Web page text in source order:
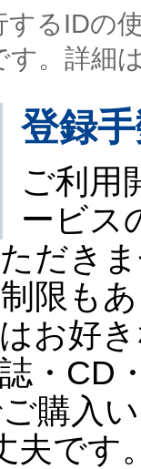
るIDの
す。詳細
登録
ご利用
ービス
だき
限も
お好
・CD
購入
夫です